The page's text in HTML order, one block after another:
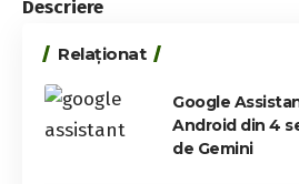
Descriere
Relaționat
Google
Android din 4
de Gemini